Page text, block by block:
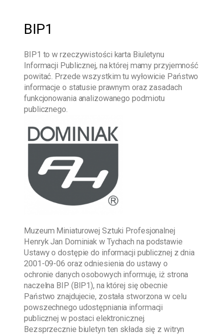
BIP1
BIP1 to w rzeczywistości karta Biuletynu
Informacji Publicznej, na której mamy przyjemność
powitać. Przede wszystkim tu wyłowicie Państwo
informacje o statusie prawnym oraz zasadach
funkcjonowania analizowanego podmiotu
publicznego.
Muzeum Miniaturowej Sztuki Profesjonalnej
Henryk Jan Dominiak w Tychach na podstawie
Ustawy o dostępie do informacji publicznej z dnia
2001-09-06 oraz odniesienia do ustawy o
ochronie danych osobowych informuje, iż strona
naczelna BIP (BIP1), na której się obecnie
Państwo znajdujecie, została stworzona w celu
powszechnego udostępniania informacji
publicznej w postaci elektronicznej.
Bezsprzecznie biuletyn ten składa się z witryn